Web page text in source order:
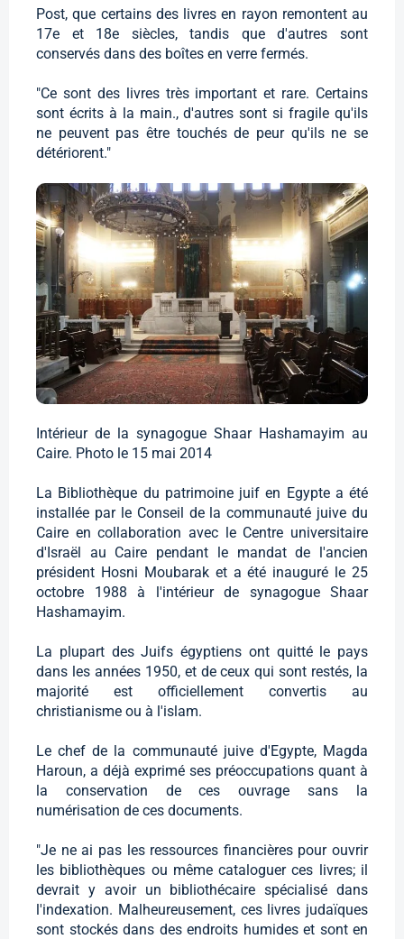
Post, que certains des livres en rayon remontent au
17e et 18e siècles, tandis que d'autres sont
conservés dans des boîtes en verre fermés.
"Ce sont des livres très important et rare. Certains
sont écrits à la main., d'autres sont si fragile qu'ils
ne peuvent pas être touchés de peur qu'ils ne se
détériorent."
Intérieur de la synagogue Shaar Hashamayim au
Caire. Photo le 15 mai 2014
La Bibliothèque du patrimoine juif en Egypte a été
installée par le Conseil de la communauté juive du
Caire en collaboration avec le Centre universitaire
d'Israël au Caire pendant le mandat de l'ancien
président Hosni Moubarak et a été inauguré le 25
octobre 1988 à l'intérieur de synagogue Shaar
Hashamayim.
La plupart des Juifs égyptiens ont quitté le pays
dans les années 1950, et de ceux qui sont restés, la
majorité est officiellement convertis au
christianisme ou à l'islam.
Le chef de la communauté juive d'Egypte, Magda
Haroun, a déjà exprimé ses préoccupations quant à
la conservation de ces ouvrage sans la
numérisation de ces documents.
"Je ne ai pas les ressources financières pour ouvrir
les bibliothèques ou même cataloguer ces livres; il
devrait y avoir un bibliothécaire spécialisé dans
l'indexation. Malheureusement, ces livres judaïques
sont stockés dans des endroits humides et sont en